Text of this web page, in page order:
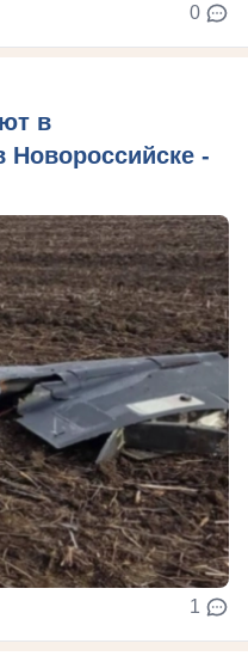
0
в
Новороссийске -
1